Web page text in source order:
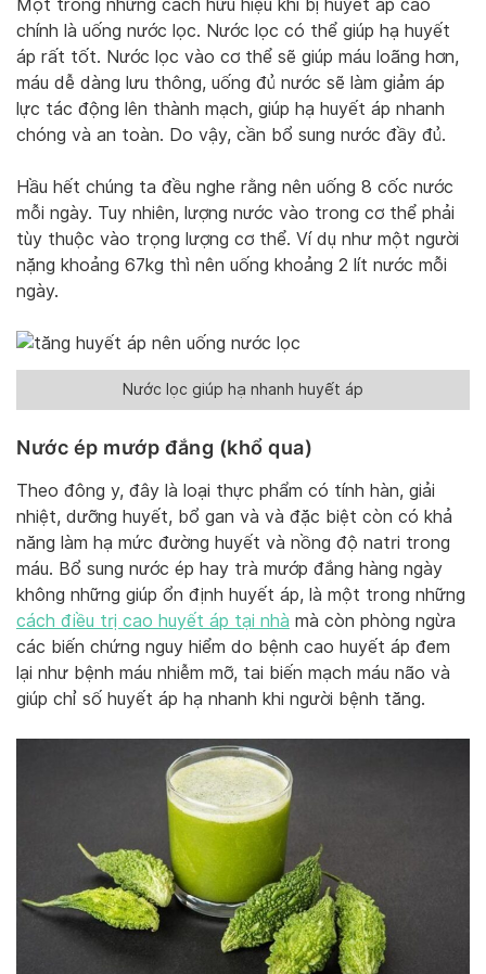
Một trong những cách hữu hiệu khi bị huyết áp cao
chính là uống nước lọc. Nước lọc có thể giúp hạ huyết
áp rất tốt. Nước lọc vào cơ thể sẽ giúp máu loãng hơn,
máu dễ dàng lưu thông, uống đủ nước sẽ làm giảm áp
lực tác động lên thành mạch, giúp hạ huyết áp nhanh
chóng và an toàn. Do vậy, cần bổ sung nước đầy đủ.
Hầu hết chúng ta đều nghe rằng nên uống 8 cốc nước
mỗi ngày. Tuy nhiên, lượng nước vào trong cơ thể phải
tùy thuộc vào trọng lượng cơ thể. Ví dụ như một người
nặng khoảng 67kg thì nên uống khoảng 2 lít nước mỗi
ngày.
Nước lọc giúp hạ nhanh huyết áp
Nước ép mướp đắng (khổ qua)
Theo đông y, đây là loại thực phẩm có tính hàn, giải
nhiệt, dưỡng huyết, bổ gan và và đặc biệt còn có khả
năng làm hạ mức đường huyết và nồng độ natri trong
máu. Bổ sung nước ép hay trà mướp đắng hàng ngày
không những giúp ổn định huyết áp, là một trong những
cách điều trị cao huyết áp tại nhà mà còn phòng ngừa
các biến chứng nguy hiểm do bệnh cao huyết áp đem
lại như bệnh máu nhiễm mỡ, tai biến mạch máu não và
giúp chỉ số huyết áp hạ nhanh khi người bệnh tăng.